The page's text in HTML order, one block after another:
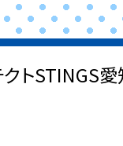
クトSTINGS